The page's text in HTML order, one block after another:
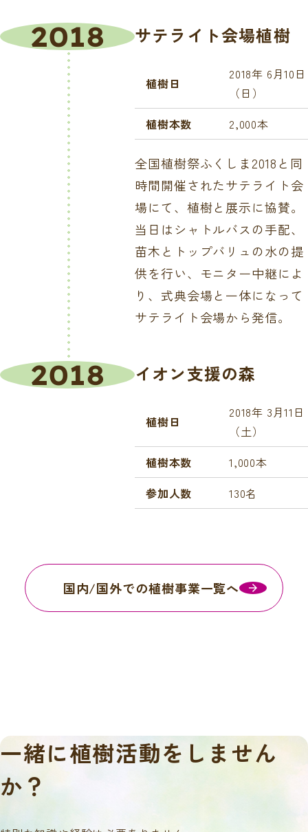
2018 サテライト会場植樹
植樹日
2018年 6月10日
（日）
植樹本数
2,000本
全国植樹祭ふくしま2018と同
時間開催されたサテライト会
場にて、植樹と展示に協賛。
当日はシャトルバスの手配、
苗木とトップバリュの水の提
供を行い、モニター中継によ
り、式典会場と一体になって
サテライト会場から発信。
2018 イオン支援の森
植樹日
2018年 3月11日
（土）
植樹本数
1,000本
参加人数
130名
国内/国外での植樹事業一覧へ
一緒に植樹活動をしません
か？